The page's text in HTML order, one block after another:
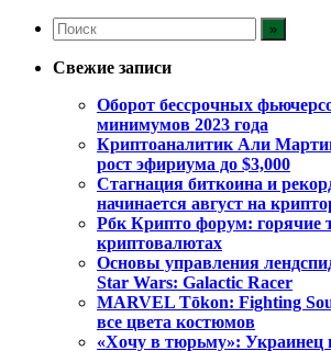
Свежие записи
Оборот бессрочных
минимумов 2023 года
Криптоаналитик Али
рост эфириума до $3,000
Стагнация биткоина и
начинается август на
Рбк Крипто форум: горячие
криптовалютах
Основы управления
Star Wars: Galactic Racer
MARVEL Tōkon: Fighting
все цвета костюмов
«Хочу в тюрьму»: Украинец